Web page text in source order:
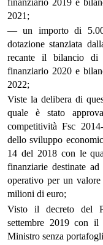
2021;
— un importo di
dotazione stanziata
recante il bilancio di
finanziario 2020 e
2022;
Viste la delibera di
quale è stato
competitività Fsc
dello sviluppo
14 del 2018 con le
finanziarie destinate
operativo per un
milioni di euro;
Visto il decreto del
settembre 2019 con
Ministro senza